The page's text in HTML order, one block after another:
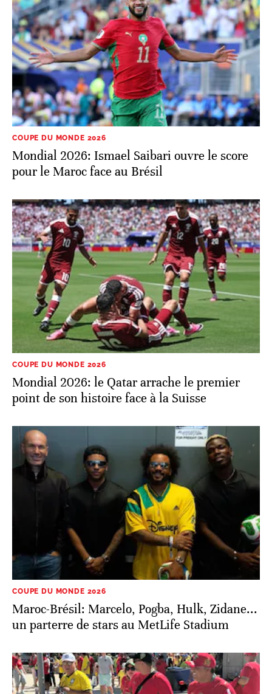
COUPE DU MONDE 2026
Mondial 2026: Ismael Saibari ouvre le score
pour le Maroc face au Brésil
COUPE DU MONDE 2026
Mondial 2026: le Qatar arrache le premier
point de son histoire face à la Suisse
COUPE DU MONDE 2026
Maroc-Brésil: Marcelo, Pogba, Hulk, Zidane...
un parterre de stars au MetLife Stadium